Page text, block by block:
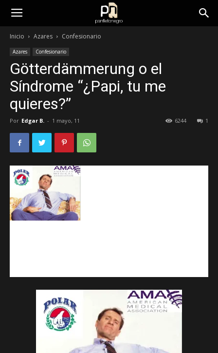
panfletonegro
Inicio Azares Confesionario
Azares Confesionario
Götterdämmerung o el
Síndrome “¿Papi, tu me
quieres?”
Por Edgar B. - 1 mayo, 11 1
6244